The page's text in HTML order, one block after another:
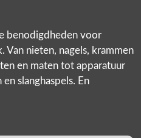
benodigdheden voor
Van nieten, nagels, krammen
en maten tot apparatuur
slanghaspels. En